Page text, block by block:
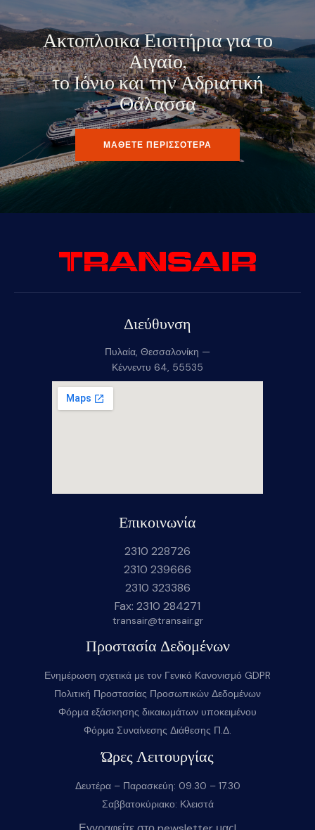
Ακτοπλοικα Εισιτήρια για το
Αιγαίο,
το Ιόνιο και την Αδριατική
Θάλασσα
ΜΑΘΕΤΕ ΠΕΡΙΣΣΟΤΕΡΑ
Διεύθυνση
Πυλαία, Θεσσαλονίκη —
Κέννεντυ 64, 55535
Επικοινωνία
2310 228726
2310 239666
2310 323386
Fax: 2310 284271
transair@transair.gr
Προστασία Δεδομένων
Ενημέρωση σχετικά με τον Γενικό Κανονισμό GDPR
Πολιτική Προστασίας Προσωπικών Δεδομένων
Φόρμα εξάσκησης δικαιωμάτων υποκειμένου
Φόρμα Συναίνεσης Διάθεσης Π.Δ.
Ώρες Λειτουργίας
Δευτέρα – Παρασκεύη: 09.30 – 17.30
Σαββατοκύριακο: Κλειστά